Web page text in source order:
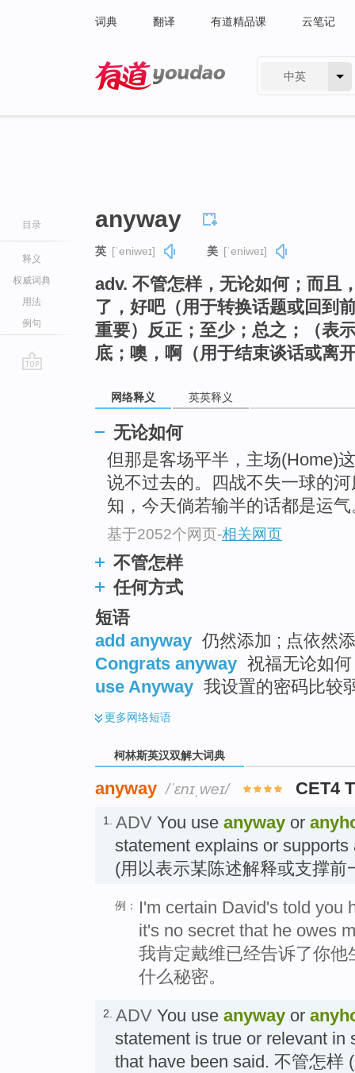
词典 翻译 有道精品课 云笔记
中英
目录
释义
权威词典
用法
例句
anyway
英 [ˈeniweɪ] 美 [ˈeniweɪ]
adv. 不管怎样，无论如何；而且
了，好吧（用于转换话题或回到
重要）反正；至少；总之；（表
底；噢，啊（用于结束谈话或离
网络释义 英英释义
无论如何
但那是客场平半，主场(Home)
说不过去的。四战不失一球的
知，今天倘若输半的话都是运气
基于2052个网页-相关网页
不管怎样
任何方式
短语
add anyway 仍然添加 ; 点依然
Congrats anyway 祝福无论如
use Anyway 我设置的密码比较
更多网络短语
柯林斯英汉双解大词典
anyway /ˈɛnɪˌweɪ/ CET4
1. ADV You use anyway or
statement explains or
(用以表示某陈述解释或支撑
例：
I'm certain David's told you
it's no secret that he owes
我肯定戴维已经告诉了你
什么秘密。
2. ADV You use anyway or
statement is true or relevant in
that have been said. 不管怎样